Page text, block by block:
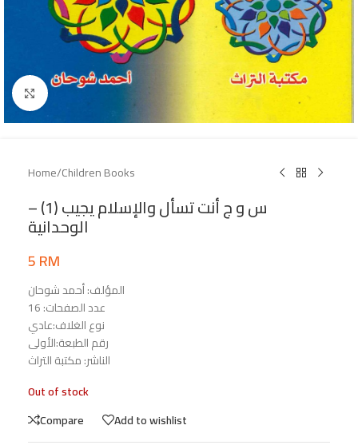
Click to enlarge
Home/Children Books
س و ج أنت تسأل والإسلام يجيب (1) –
الوحدانية
5RM
المؤلف: أحمد شوحان
عدد الصفحات: 16
نوع الغلاف:عادي
رقم الطبعة:الأولى
الناشر: مكتبة التراث
Out of stock
Compare
Add to wishlist